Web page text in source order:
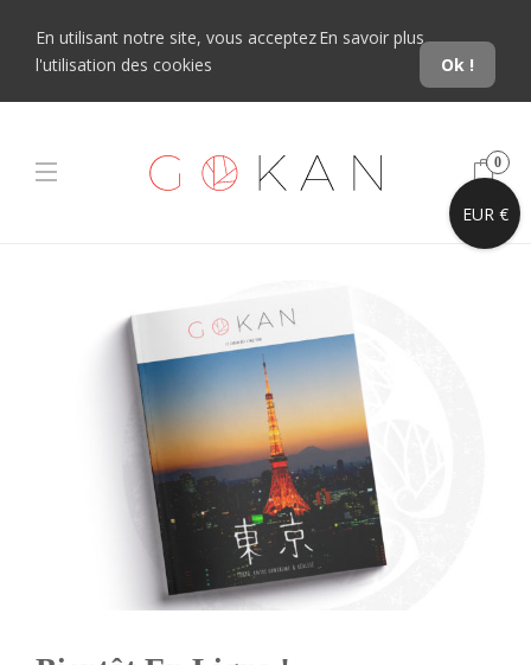
En utilisant notre site, vous acceptez
l'utilisation des cookies
En savoir plus
Ok !
0
EUR €